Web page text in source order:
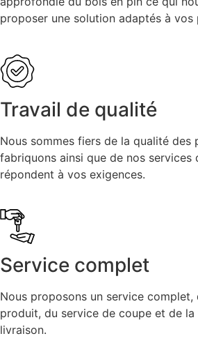
proposer une solution adaptés à vos
Travail de qualité
Nous sommes fiers de la qualité des
fabriquons ainsi que de nos services
répondent à vos exigences.
Service complet
Nous proposons un service complet,
produit, du service de coupe et de
livraison.